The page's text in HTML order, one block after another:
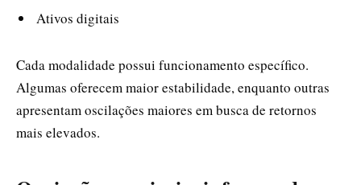
Ativos digitais
Cada modalidade possui funcionamento específico.
Algumas oferecem maior estabilidade, enquanto outras
apresentam oscilações maiores em busca de retornos
mais elevados.